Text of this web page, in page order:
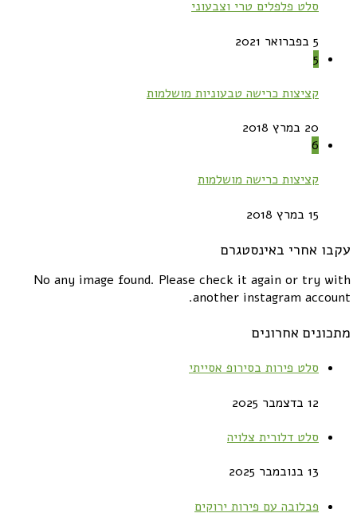
סלט פלפלים טרי וצבעוני
5 בפברואר 2021
5
קציצות כרישה טבעוניות מושלמות
20 במרץ 2018
6
קציצות כרישה מושלמות
15 במרץ 2018
עקבו אחרי באינסטגרם
No any image found. Please check it again or try with
another instagram account.
מתכונים אחרונים
סלט פירות בסירופ אסייתי
12 בדצמבר 2025
סלט דלורית צלויה
13 בנובמבר 2025
פבלובה עם פירות ירוקים